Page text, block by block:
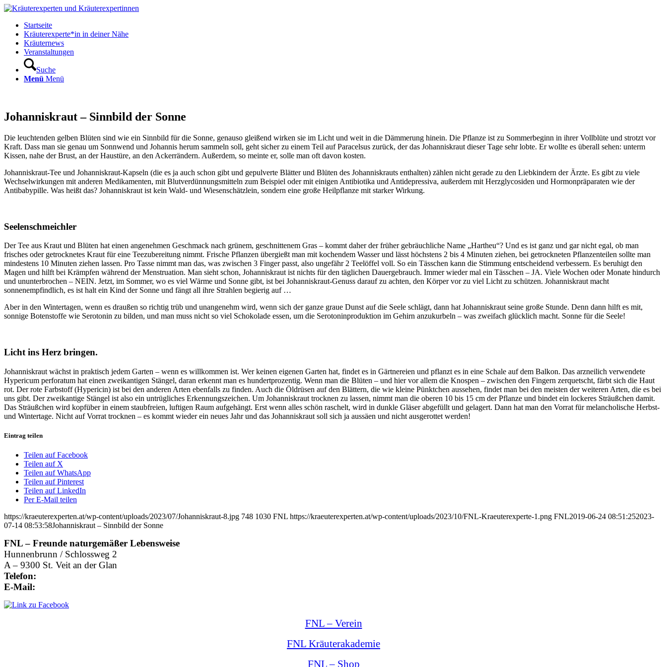
Startseite
Kräuterexperte*in in deiner Nähe
Kräuternews
Veranstaltungen
Suche
Menü Menü
Johanniskraut – Sinnbild der Sonne
Die leuchtenden gelben Blüten sind wie ein Sinnbild für die Sonne, genauso gleißend wirken sie im Licht und weit in die Dämmerung hinein. Die Pflanze ist zu Sommerbeginn in ihrer Vollblüte und strotzt vor
Kraft. Dass man sie genau um Sonnwend und Johannis herum sammeln soll, geht sicher zu einem Teil auf Paracelsus zurück, der das Johanniskraut dieser Tage sehr lobte. Er wollte es überall sehen: unterm
Kissen, nahe der Brust, an der Haustüre, an den Ackerrändern. Außerdem, so meinte er, solle man oft davon kosten.
Johanniskraut-Tee und Johanniskraut-Kapseln (die es ja auch schon gibt und gepulverte Blätter und Blüten des Johanniskrauts enthalten) zählen nicht gerade zu den Liebkindern der Ärzte. Es gibt zu viele
Wechselwirkungen mit anderen Medikamenten, mit Blutverdünnungsmitteln zum Beispiel oder mit einigen Antibiotika und Antidepressiva, außerdem mit Herzglycosiden und Hormonpräparaten wie der
Antibabypille. Was heißt das? Johanniskraut ist kein Wald- und Wiesenschätzlein, sondern eine große Heilpflanze mit starker Wirkung.
Seelenschmeichler
Der Tee aus Kraut und Blüten hat einen angenehmen Geschmack nach grünem, geschnittenem Gras – kommt daher der früher gebräuchliche Name „Hartheu“? Und es ist ganz und gar nicht egal, ob man
frisches oder getrocknetes Kraut für eine Teezubereitung nimmt. Frische Pflanzen übergießt man mit kochendem Wasser und lässt höchstens 2 bis 4 Minuten ziehen, bei getrockneten Pflanzenteilen sollte man
mindestens 10 Minuten ziehen lassen. Pro Tasse nimmt man das, was zwischen 3 Finger passt, also ungefähr 2 Teelöffel voll. So ein Tässchen kann die Stimmung entscheidend verbessern. Es beruhigt den
Magen und hilft bei Krämpfen während der Menstruation. Man sieht schon, Johanniskraut ist nichts für den täglichen Dauergebrauch. Immer wieder mal ein Tässchen – JA. Viele Wochen oder Monate hindurch
und ununterbrochen – NEIN. Jetzt, im Sommer, wo es viel Wärme und Sonne gibt, ist bei Johanniskraut-Genuss darauf zu achten, den Körper vor zu viel Licht zu schützen. Johanniskraut macht
sonnenempfindlich, es ist halt ein Kind der Sonne und fängt all ihre Strahlen begierig auf …
Aber in den Wintertagen, wenn es draußen so richtig trüb und unangenehm wird, wenn sich der ganze graue Dunst auf die Seele schlägt, dann hat Johanniskraut seine große Stunde. Denn dann hilft es mit,
sonnige Botenstoffe wie Serotonin zu bilden, und man muss nicht so viel Schokolade essen, um die Serotoninproduktion im Gehirn anzukurbeln – was zweifach glücklich macht. Sonne für die Seele!
Licht ins Herz bringen.
Johanniskraut wächst in praktisch jedem Garten – wenn es willkommen ist. Wer keinen eigenen Garten hat, findet es in Gärtnereien und pflanzt es in eine Schale auf dem Balkon. Das arzneilich verwendete
Hypericum perforatum hat einen zweikantigen Stängel, daran erkennt man es hundertprozentig. Wenn man die Blüten – und hier vor allem die Knospen – zwischen den Fingern zerquetscht, färbt sich die Haut
rot. Der rote Farbstoff (Hypericin) ist bei den anderen Arten ebenfalls zu finden. Auch die Öldrüsen auf den Blättern, die wie kleine Pünktchen aussehen, findet man bei den meisten der weiteren Arten, die es bei
uns gibt. Der zweikantige Stängel ist also ein untrügliches Erkennungszeichen. Um Johanniskraut trocknen zu lassen, nimmt man die oberen 10 bis 15 cm der Pflanze und bindet ein lockeres Sträußchen damit.
Das Sträußchen wird kopfüber in einem staubfreien, luftigen Raum aufgehängt. Erst wenn alles schön raschelt, wird in dunkle Gläser abgefüllt und gelagert. Dann hat man den Vorrat für melancholische Herbst-
und Wintertage. Nicht auf Vorrat trocknen – es kommt wieder ein neues Jahr und das Johanniskraut soll sich ja aussäen und nicht ausgerottet werden!
Eintrag teilen
Teilen auf Facebook
Teilen auf X
Teilen auf WhatsApp
Teilen auf Pinterest
Teilen auf LinkedIn
Per E-Mail teilen
https://kraeuterexperten.at/wp-content/uploads/2023/07/Johanniskraut-8.jpg 748 1030 FNL https://kraeuterexperten.at/wp-content/uploads/2023/10/FNL-Kraeuterexperte-1.png FNL2019-06-24 08:51:252023-
07-14 08:53:58Johanniskraut – Sinnbild der Sonne
FNL – Freunde naturgemäßer Lebensweise
Hunnenbrunn / Schlossweg 2
A – 9300 St. Veit an der Glan
Telefon:
E-Mail:
FNL – Verein
FNL Kräuterakademie
FNL – Shop